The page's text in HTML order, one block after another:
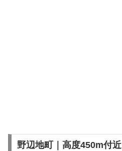
野辺地町｜高度450m付近